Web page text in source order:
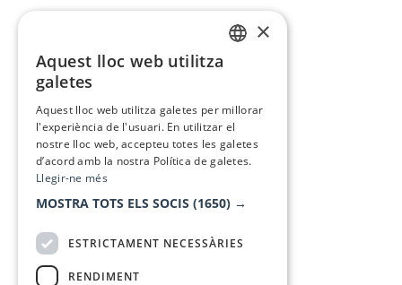
×
Aquest lloc web utilitza
galetes
Aquest lloc web utilitza galetes per millorar
l'experiència de l'usuari. En utilitzar el
nostre lloc web, accepteu totes les galetes
d’acord amb la nostra Política de galetes.
Llegir-ne més
MOSTRA TOTS ELS SOCIS (1650) →
ESTRICTAMENT NECESSÀRIES
RENDIMENT